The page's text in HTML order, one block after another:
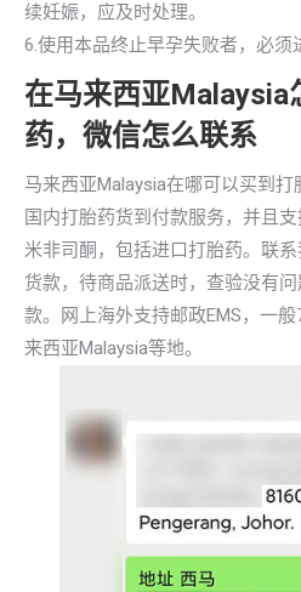
续妊娠，应及时处理。
6.使用本品终止早孕失败者，必须
在马来西亚Malaysia
药，微信怎么联系
马来西亚Malaysia在哪可以买到
国内打胎药货到付款服务，并且
米非司酮，包括进口打胎药。联
货款，待商品派送时，查验没有
款。网上海外支持邮政EMS，一
来西亚Malaysia等地。